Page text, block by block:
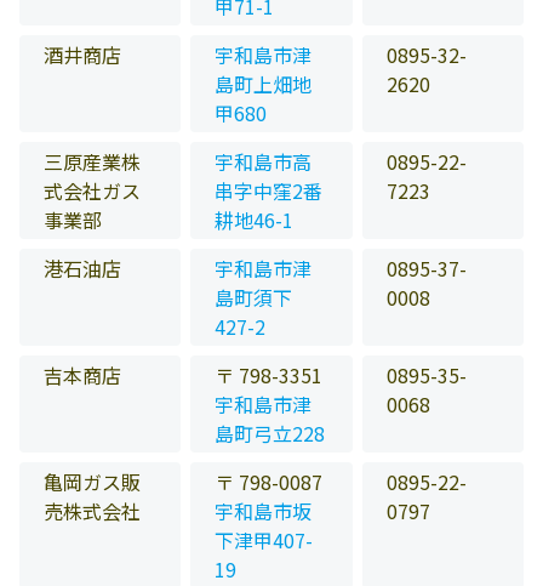
甲71-1
酒井商店
宇和島市津
島町上畑地
甲680
0895-32-
2620
三原産業株
式会社ガス
事業部
宇和島市高
串字中窪2番
耕地46-1
0895-22-
7223
港石油店
宇和島市津
島町須下
427-2
0895-37-
0008
吉本商店
〒 798-3351
宇和島市津
島町弓立228
0895-35-
0068
亀岡ガス販
売株式会社
〒 798-0087
宇和島市坂
下津甲407-
19
0895-22-
0797